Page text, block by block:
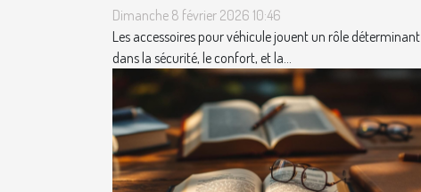
Dimanche 8 février 2026 10:46
Les accessoires pour véhicule jouent un rôle déterminant
dans la sécurité, le confort, et la...